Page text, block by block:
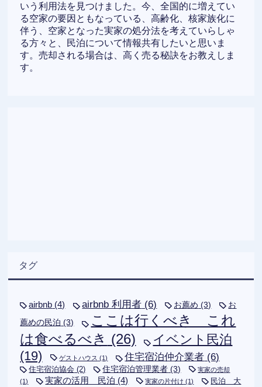
いう利用法を見つけました。今、全国的に増えてい
る空家の要因ともなっている、高齢化、核家族化に
伴う、空家となった実家の処分法を考えていらしゃ
る方々と、民泊について情報共有したいと思いま
す。売却される場合は、高く売る秘訣をお教えしま
す。
タグ
airbnb (4) airbnb 利用者 (6) お薦め (3)
お
薦めの民泊 (3)
ここは行くべき これ
は食べるべき (26)
イベント民泊
(19)
ゲストハウス (1) 住宅宿泊仲介業者 (6)
住宅宿泊協会 (2) 住宅宿泊管理業者 (3)
実家の売却
(1)
実家の活用 民泊 (4) 実家の片付け (1) 民泊 大